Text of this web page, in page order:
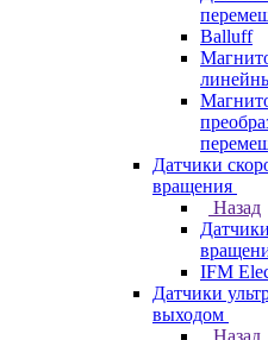
Balluff
Датчики
вращения
Назад
IFM
Датчики
выходом